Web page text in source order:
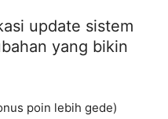
update sistem
yang bikin
poin lebih gede)